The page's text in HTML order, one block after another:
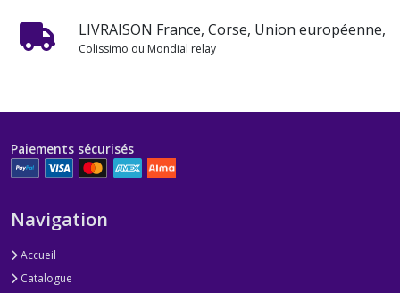
LIVRAISON France, Corse, Union européenne,
Colissimo ou Mondial relay
Paiements sécurisés
Navigation
Accueil
Catalogue